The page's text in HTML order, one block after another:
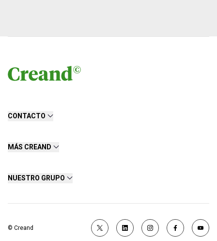
CONTACTO
MÁS CREAND
NUESTRO GRUPO
© Creand